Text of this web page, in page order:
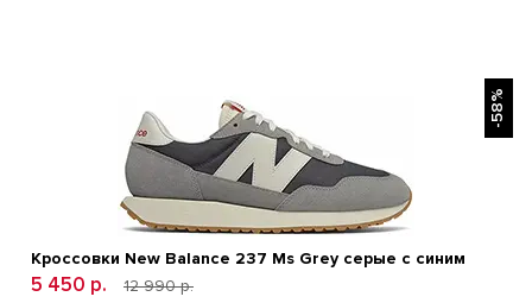
-58%
Кроссовки New Balance 237 Ms Grey серые с синим
5 450 р.
12 990 р.